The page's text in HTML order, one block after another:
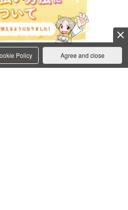
Policy Agree and close
ュガーポットに雨音彩